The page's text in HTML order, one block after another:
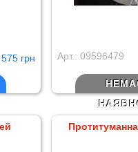
575 грн Арт.: 09596479